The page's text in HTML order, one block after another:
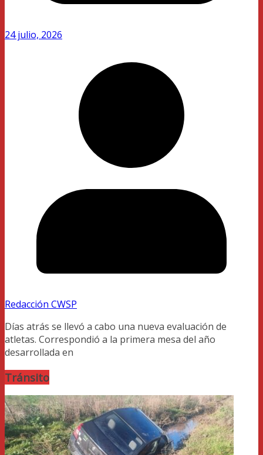
24 julio, 2026
Redacción CWSP
Días atrás se llevó a cabo una nueva evaluación de
atletas. Correspondió a la primera mesa del año
desarrollada en
Tránsito